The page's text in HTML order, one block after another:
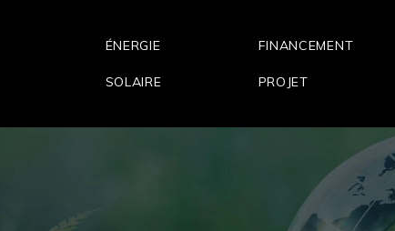
ÉNERGIE
SOLAIRE
FINANCEMENT
PROJET